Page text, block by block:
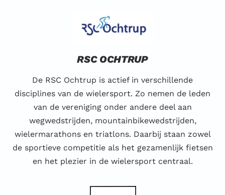
RSC OCHTRUP
De RSC Ochtrup is actief in verschillende
disciplines van de wielersport. Zo nemen de leden
van de vereniging onder andere deel aan
wegwedstrijden, mountainbikewedstrijden,
wielermarathons en triatlons. Daarbij staan zowel
de sportieve competitie als het gezamenlijk fietsen
en het plezier in de wielersport centraal.